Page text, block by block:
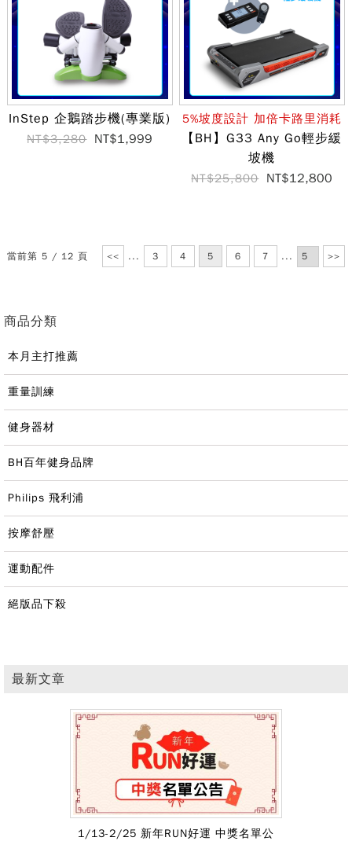
商品分類
本月主打推薦
重量訓練
健身器材
BH百年健身品牌
Philips 飛利浦
按摩舒壓
運動配件
絕版品下殺
最新文章
1/13-2/25 新年RUN好運 中獎名單公
InStep 企鵝踏步機(專業版)
NT$3,280 NT$1,999
5%坡度設計 加倍卡路里消耗
【BH】G33 Any Go輕步緩
坡機
NT$25,800 NT$12,800
當前第 5 / 12 頁 << ... 3 4 5 6 7 ... >>